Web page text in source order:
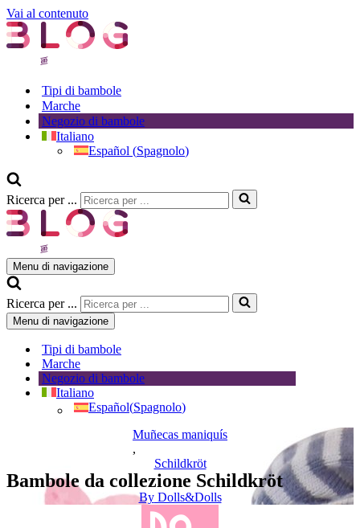
Vai al contenuto
Tipi di bambole
Marche
Negozio di bambole
Italiano
Español (Spagnolo)
Ricerca per ...
Menu di navigazione
Ricerca per ...
Menu di navigazione
Tipi di bambole
Marche
Negozio di bambole
Italiano
Español(Spagnolo)
Muñecas maniquís
,
Schildkröt
Bambole da collezione Schildkröt
ByDolls&Dolls